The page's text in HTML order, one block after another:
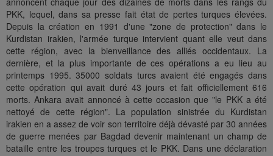
PKK, lequel, dans sa presse fait état de pertes turques élevées.
Depuis la création en 1991 d'une "zone de protection" dans le
Kurdistan irakien, l'armée turque intervient quant elle veut dans
cette région, avec la bienveillance des alliés occidentaux. La
dernière, et la plus importante de ces opérations a eu lieu au
printemps 1995. 35000 soldats turcs avaient été engagés dans
cette opération qui avait duré 43 jours et fait officiellement 616
morts. Ankara avait annoncé à cette occasion que "le PKK a été
nettoyé de cette région". La population sinistrée du Kurdistan
irakien en a assez de voir son territoire déjà dévasté par 30 années
de guerre menées par Bagdad devenir maintenant un champ de
bataille entre les troupes turques et le PKK. Dans une déclaration